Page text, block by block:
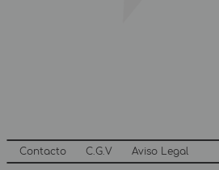
Contacto C.G.V Aviso Legal